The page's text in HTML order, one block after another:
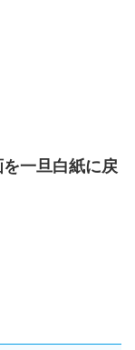
一旦白紙に戻